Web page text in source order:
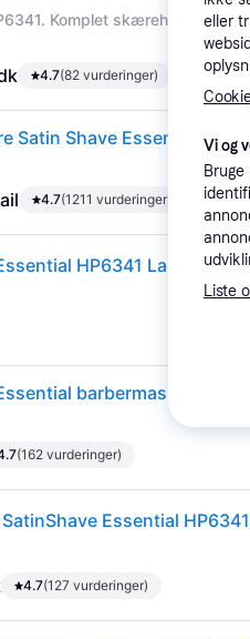
Komplet skærehoved.
4.7(82 vurderinger)
4.7(1211 vurderinger)
barbermaskine - 1
(162 vurderinger)
Essential
4.7(127 vurderinger)
eller
Vi og
Liste